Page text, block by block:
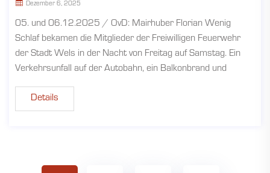
Dezember 6, 2025
05. und 06.12.2025 / OvD: Mairhuber Florian Wenig
Schlaf bekamen die Mitglieder der Freiwilligen Feuerwehr
der Stadt Wels in der Nacht von Freitag auf Samstag. Ein
Verkehrsunfall auf der Autobahn, ein Balkonbrand und
Details